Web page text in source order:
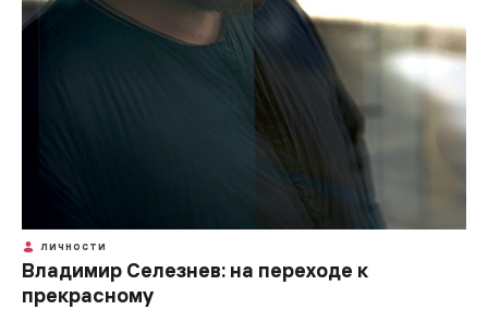
ЛИЧНОСТИ
Владимир Селезнев: на переходе к
прекрасному